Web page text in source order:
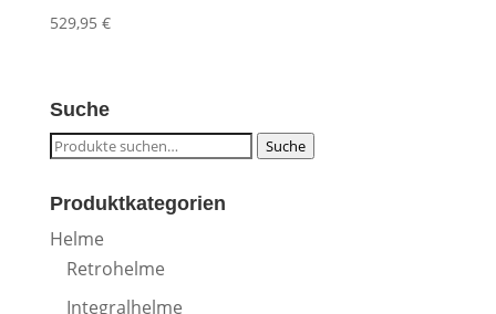
529,95 €
Suche
Suche
Suche
Produktkategorien
Helme
Retrohelme
Integralhelme